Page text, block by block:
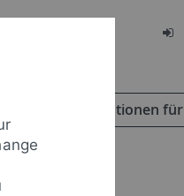
Informationen für